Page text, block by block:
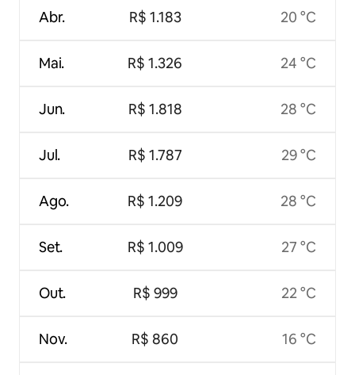
Abr.
Mai.
Jun.
Jul.
Ago.
Set.
Out.
Nov.
R$ 1.183
R$ 1.326
R$ 1.818
R$ 1.787
R$ 1.209
R$ 1.009
R$ 999
R$ 860
20 °C
24 °C
28 °C
29 °C
28 °C
27 °C
22 °C
16 °C